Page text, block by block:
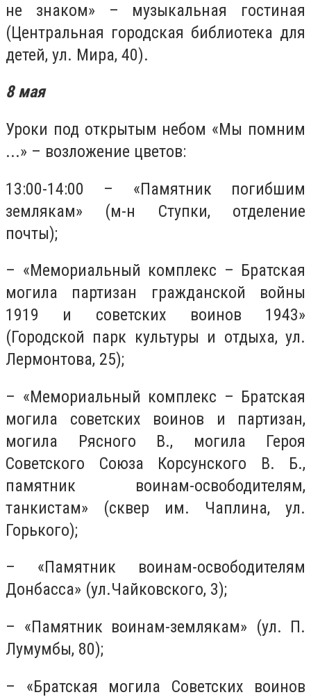
не знаком» – музыкальная гостиная
(Центральная городская библиотека для
детей, ул. Мира, 40).
8 мая
Уроки под открытым небом «Мы помним
...» – возложение цветов:
13:00-14:00 – «Памятник погибшим
землякам» (м-н Ступки, отделение
почты);
– «Мемориальный комплекс – Братская
могила партизан гражданской войны
1919 и советских воинов 1943»
(Городской парк культуры и отдыха, ул.
Лермонтова, 25);
– «Мемориальный комплекс – Братская
могила советских воинов и партизан,
могила Рясного В., могила Героя
Советского Союза Корсунского В. Б.,
памятник воинам-освободителям,
танкистам» (сквер им. Чаплина, ул.
Горького);
– «Памятник воинам-освободителям
Донбасса» (ул.Чайковского, 3);
– «Памятник воинам-землякам» (ул. П.
Лумумбы, 80);
– «Братская могила Советских воинов